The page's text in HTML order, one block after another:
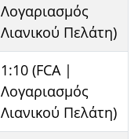
Λογαριασμός
Λιανικού Πελάτη)
1:10 (FCA |
Λογαριασμός
Λιανικού Πελάτη)